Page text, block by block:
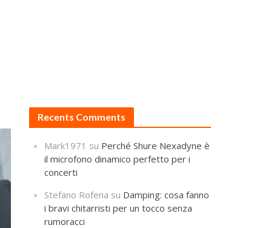
Recents Comments
Mark1971 su Perché Shure Nexadyne è
il microfono dinamico perfetto per i
concerti
Stefano Rofena su Damping: cosa fanno
i bravi chitarristi per un tocco senza
rumoracci